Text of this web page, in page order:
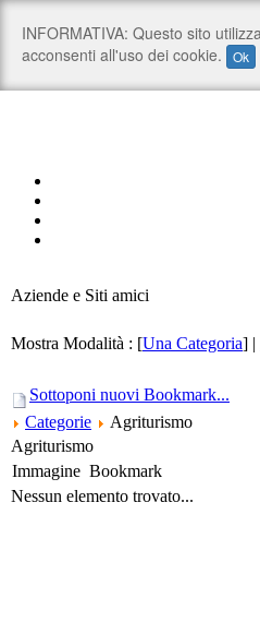
Aziende e Siti amici
Mostra Modalità : [Una Categoria] |
Sottoponi nuovi Bookmark...
Categorie
Agriturismo
Agriturismo
Immagine Bookmark
Nessun elemento trovato...